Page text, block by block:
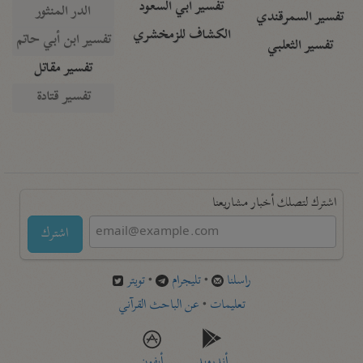
تفسير السمرقندي
تفسير الثعلبي
تفسير أبي السعود
الكشاف للزمخشري
الدر المنثور
تفسير ابن أبي حاتم
تفسير مقاتل
تفسير قتادة
اشترك لتصلك أخبار مشاريعنا
اشترك
راسلنا •تليجرام •تويتر
تعليمات •عن الباحث القرآني